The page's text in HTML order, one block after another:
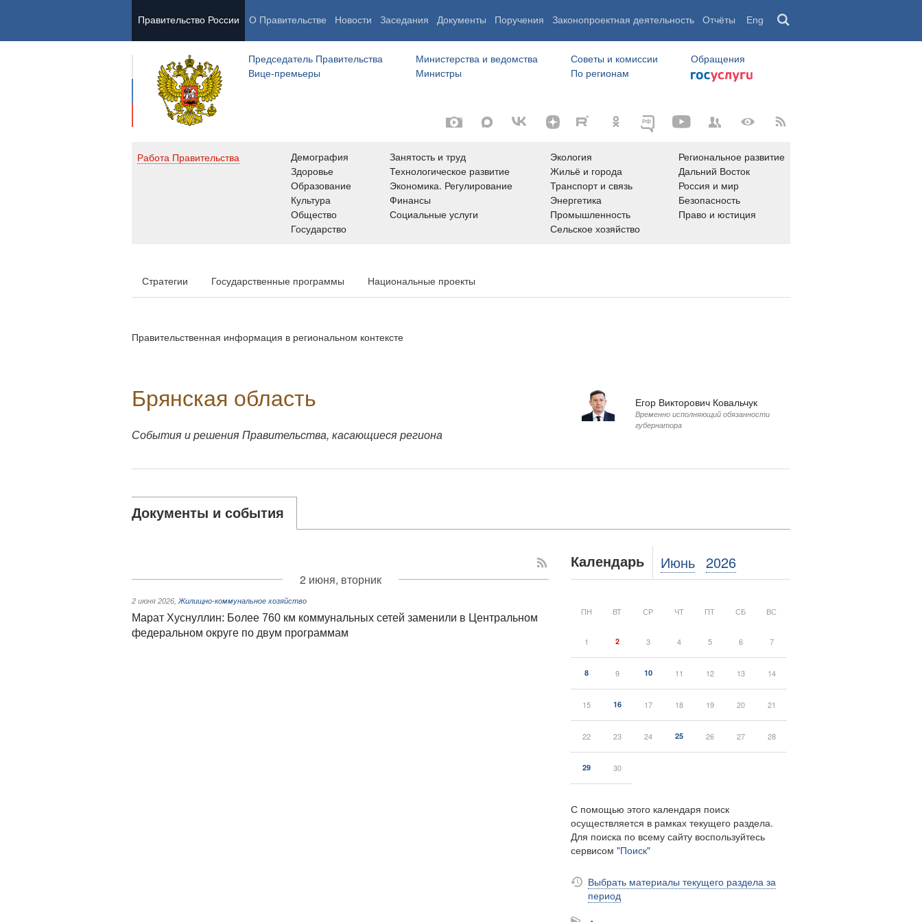
Правительство России О Правительстве Новости Заседания Документы Поручения Законопроектная деятельность Отчёты Eng
Председатель Правительства
Вице-премьеры
Министерства и ведомства
Министры
Советы и комиссии
По регионам
Обращения
Работа Правительства
Демография
Здоровье
Образование
Культура
Общество
Государство
Занятость и труд
Технологическое развитие
Экономика. Регулирование
Финансы
Социальные услуги
Экология
Жильё и города
Транспорт и связь
Энергетика
Промышленность
Сельское хозяйство
Региональное развитие
Дальний Восток
Россия и мир
Безопасность
Право и юстиция
Стратегии Государственные программы Национальные проекты
Правительственная информация в региональном контексте
Брянская область
События и решения Правительства, касающиеся региона
Егор Викторович Ковальчук
Временно исполняющий обязанности
губернатора
Документы и события
2 июня, вторник
2 июня 2026 Жилищно-коммунальное хозяйство
Марат Хуснуллин: Более 760 км коммунальных сетей заменили в Центральном
федеральном округе по двум программам
Календарь Июнь 2026
ПН ВТ СР ЧТ ПТ СБ ВС
1 2 3 4 5 6 7
8 9 10 11 12 13 14
15 16 17 18 19 20 21
22 23 24 25 26 27 28
29 30
С помощью этого календаря поиск
осуществляется в рамках текущего раздела.
Для поиска по всему сайту воспользуйтесь
сервисом "Поиск"
Выбрать материалы текущего раздела за
период